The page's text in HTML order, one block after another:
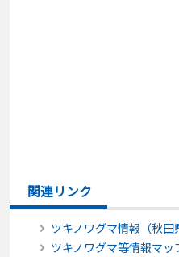
関連リンク
ツキノワグマ情報（秋田
ツキノワグマ等情報マッ